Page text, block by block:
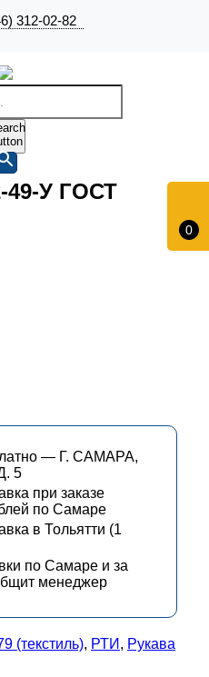
312-02-82
0
49-У ГОСТ
— Г. САМАРА,
5
при заказе
по Самаре
в Тольятти (1
по Самаре и за
менеджер
(текстиль), РТИ , Рукава